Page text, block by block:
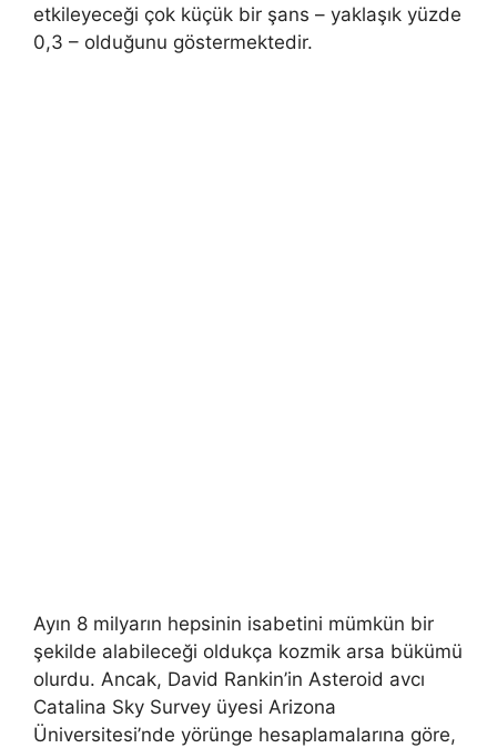
etkileyeceği çok küçük bir şans – yaklaşık yüzde
0,3 – olduğunu göstermektedir.
Ayın 8 milyarın hepsinin isabetini mümkün bir
şekilde alabileceği oldukça kozmik arsa bükümü
olurdu. Ancak, David Rankin’in Asteroid avcı
Catalina Sky Survey üyesi Arizona
Üniversitesi’nde yörünge hesaplamalarına göre,